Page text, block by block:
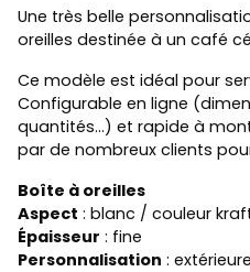
Une très belle
oreilles destinée à un café
Ce modèle est idéal pour
Configurable en ligne
quantités...) et rapide à
par de nombreux clients
Boîte à oreilles
Aspect : blanc / couleur
Épaisseur : fine
Personnalisation : extérieure